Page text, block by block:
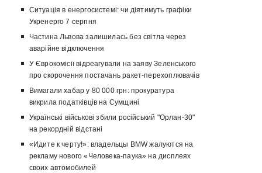
Ситуація в енергосистемі: чи діятимуть графіки
Укренерго 7 серпня
Частина Львова залишилась без світла через
аварійне відключення
У Єврокомісії відреагували на заяву Зеленського
про скорочення постачань ракет-перехоплювачів
Вимагали хабар у 80 000 грн: прокуратура
викрила податківців на Сумщині
Українські військові збили російський "Орлан-30"
на рекордній відстані
«Идите к черту!»: владельцы BMW жалуются на
рекламу нового «Человека-паука» на дисплеях
своих автомобилей